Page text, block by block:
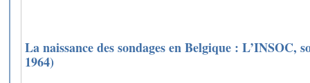
La naissance des sondages en Belgique : L’INSOC,
1964)